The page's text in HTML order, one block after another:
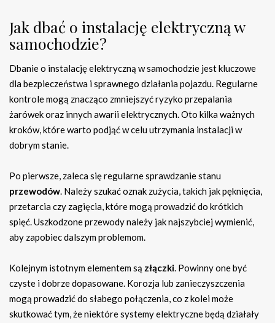
Jak dbać o instalację elektryczną w
samochodzie?
Dbanie o instalację elektryczną w samochodzie jest kluczowe
dla bezpieczeństwa i sprawnego działania pojazdu. Regularne
kontrole mogą znacząco zmniejszyć ryzyko przepalania
żarówek oraz innych awarii elektrycznych. Oto kilka ważnych
kroków, które warto podjąć w celu utrzymania instalacji w
dobrym stanie.
Po pierwsze, zaleca się regularne sprawdzanie stanu
przewodów. Należy szukać oznak zużycia, takich jak pęknięcia,
przetarcia czy zagięcia, które mogą prowadzić do krótkich
spięć. Uszkodzone przewody należy jak najszybciej wymienić,
aby zapobiec dalszym problemom.
Kolejnym istotnym elementem są złączki. Powinny one być
czyste i dobrze dopasowane. Korozja lub zanieczyszczenia
mogą prowadzić do słabego połączenia, co z kolei może
skutkować tym, że niektóre systemy elektryczne będą działały